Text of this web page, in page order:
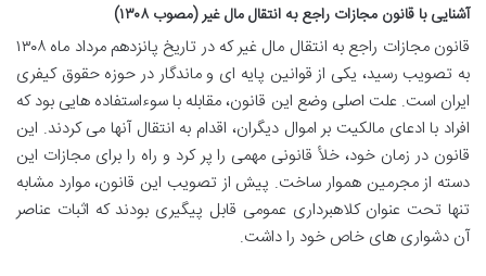
آشنایی با قانون مجازات راجع به انتقال مال غیر (مصوب ۱۳۰۸)
قانون مجازات راجع به انتقال مال غیر که در تاریخ پانزدهم مرداد ماه ۱۳۰۸
به تصویب رسید، یکی از قوانین پایه ای و ماندگار در حوزه حقوق کیفری
ایران است. علت اصلی وضع این قانون، مقابله با سوءاستفاده هایی بود که
افراد با ادعای مالکیت بر اموال دیگران، اقدام به انتقال آنها می کردند. این
قانون در زمان خود، خلأ قانونی مهمی را پر کرد و راه را برای مجازات این
دسته از مجرمین هموار ساخت. پیش از تصویب این قانون، موارد مشابه
تنها تحت عنوان کلاهبرداری عمومی قابل پیگیری بودند که اثبات عناصر
آن دشواری های خاص خود را داشت.